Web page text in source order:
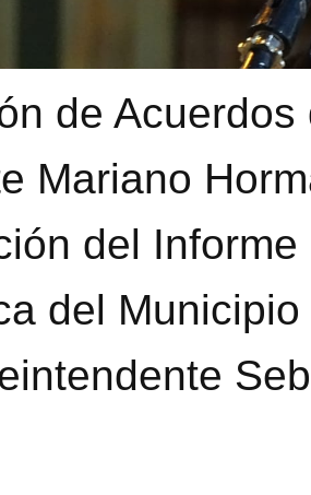
de
Mariano
del
del